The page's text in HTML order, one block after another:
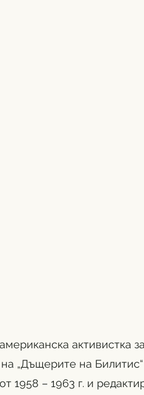
активистка
„Дъщерите на
1958 – 1963 г. и